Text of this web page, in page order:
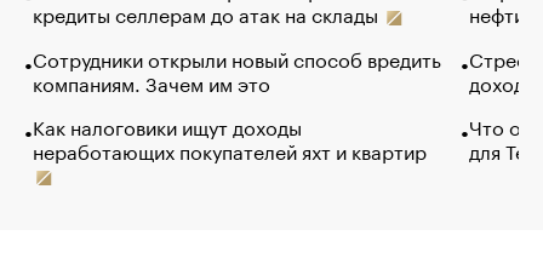
кредиты селлерам до атак на склады
Сотрудники открыли новый способ вредить
компаниям. Зачем им это
Как налоговики ищут доходы
неработающих покупателей яхт и квартир
нефти
Что
для